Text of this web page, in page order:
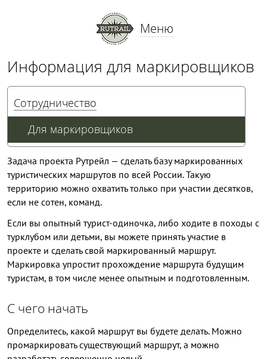
Меню
Информация для маркировщиков
Сотрудничество
Для маркировщиков
Задача проекта Рутрейл — сделать базу маркированных
туристических маршрутов по всей России. Такую
территорию можно охватить только при участии десятков,
если не сотен, команд.
Если вы опытный турист-одиночка, либо ходите в походы с
турклубом или детьми, вы можете принять участие в
проекте и сделать свой маркированный маршрут.
Маркировка упростит прохождение маршрута будущим
туристам, в том числе менее опытным и подготовленным.
С чего начать
Определитесь, какой маршрут вы будете делать. Можно
промаркировать существующий маршрут, а можно